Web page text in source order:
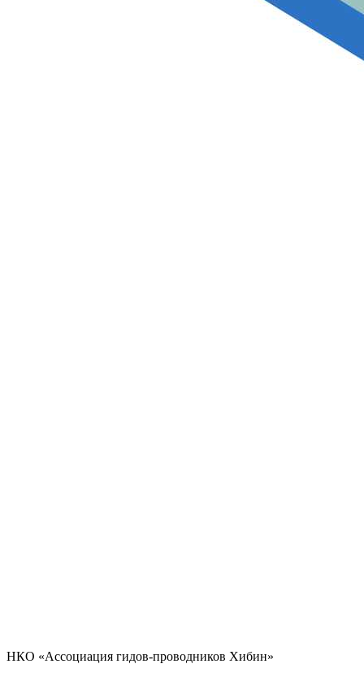
НКО «Ассоциация гидов-проводников Хибин»